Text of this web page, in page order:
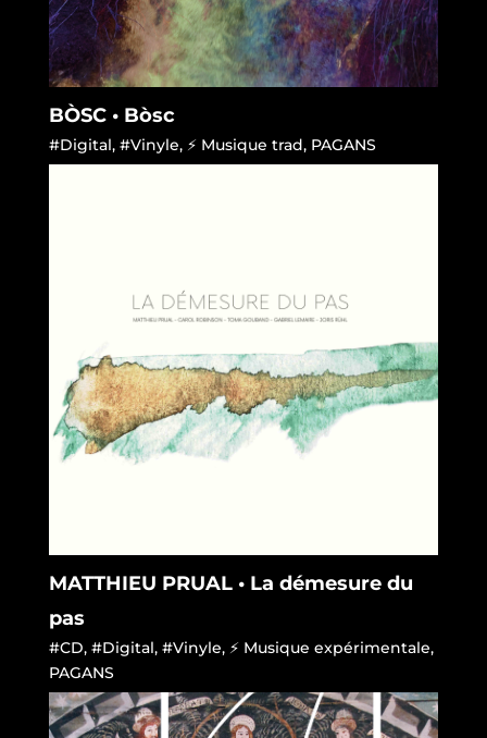
BÒSC • Bòsc
#Digital, #Vinyle, ⚡ Musique trad, PAGANS
MATTHIEU PRUAL • La démesure du
pas
#CD, #Digital, #Vinyle, ⚡ Musique expérimentale,
PAGANS